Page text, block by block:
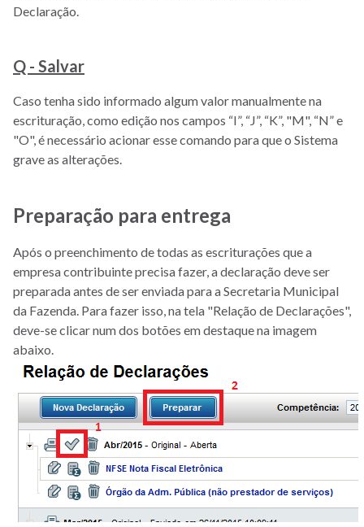
Declaração.
Q - Salvar
Caso tenha sido informado algum valor manualmente na
escrituração, como edição nos campos “I”, “J”, “K”, "M", “N” e
"O", é necessário acionar esse comando para que o Sistema
grave as alterações.
Preparação para entrega
Após o preenchimento de todas as escriturações que a
empresa contribuinte precisa fazer, a declaração deve ser
preparada antes de ser enviada para a Secretaria Municipal
da Fazenda. Para fazer isso, na tela "Relação de Declarações",
deve-se clicar num dos botões em destaque na imagem
abaixo.